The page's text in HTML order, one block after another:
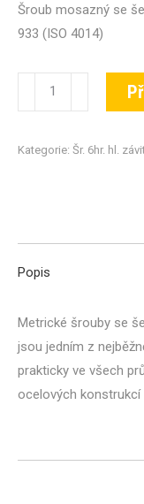
Šroub mosazný se
933 (ISO 4014)
MS-
Kategorie: Šr. 6hr. hl.
Popis
Metrické šrouby se
jsou jedním z
prakticky ve všech
ocelových konstrukcí